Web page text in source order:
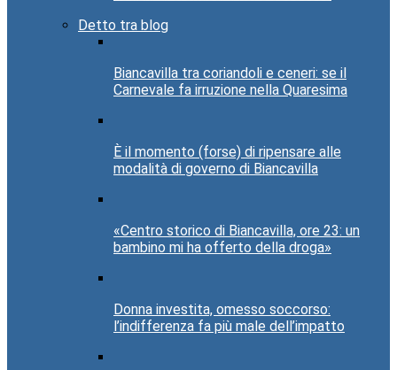
Detto tra blog
Biancavilla tra coriandoli e ceneri: se il
Carnevale fa irruzione nella Quaresima
È il momento (forse) di ripensare alle
modalità di governo di Biancavilla
«Centro storico di Biancavilla, ore 23: un
bambino mi ha offerto della droga»
Donna investita, omesso soccorso:
l’indifferenza fa più male dell’impatto